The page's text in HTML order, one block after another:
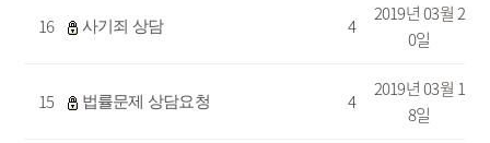
16 사기죄 상담 4
2019년 03월 2
0일
15 법률문제 상담요청 4
2019년 03월 1
8일